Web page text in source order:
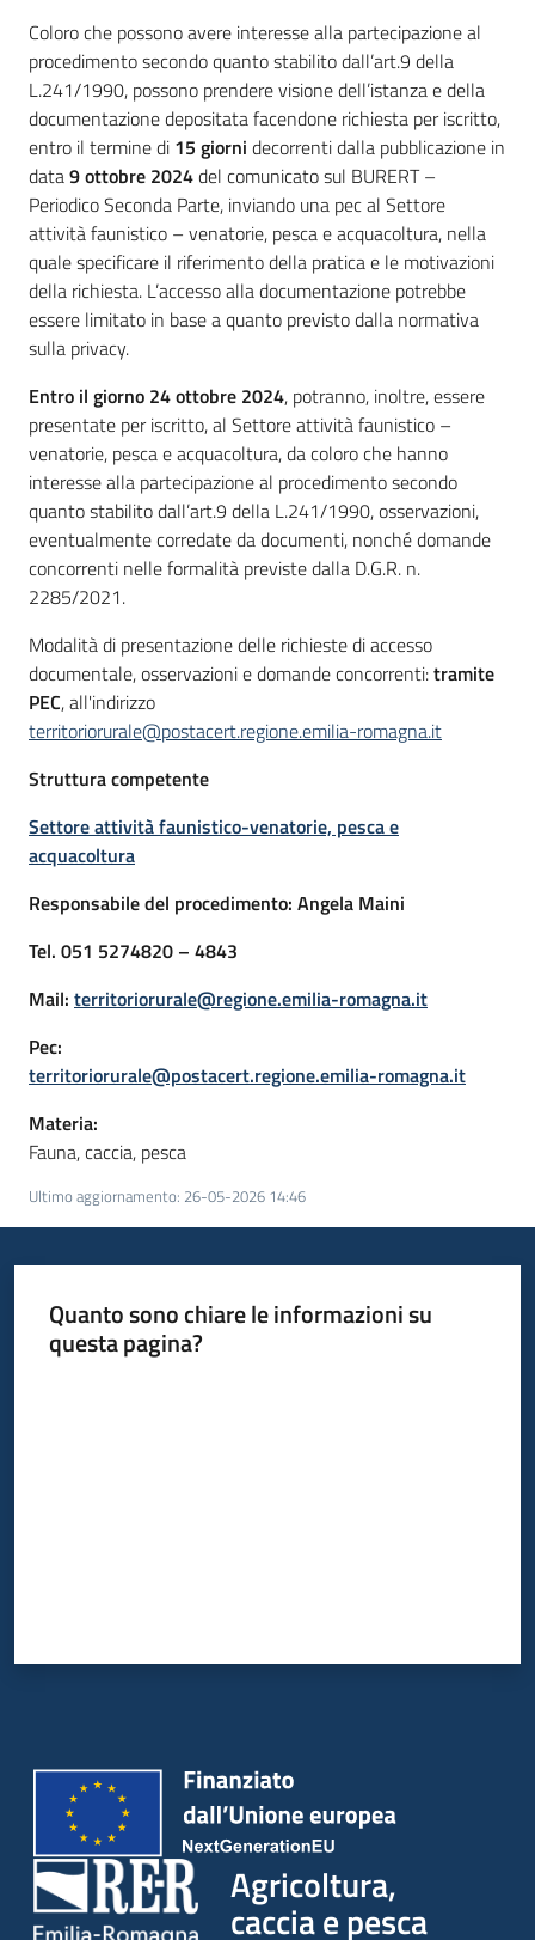
Coloro che possono avere interesse alla partecipazione al
procedimento secondo quanto stabilito dall’art.9 della
L.241/1990, possono prendere visione dell’istanza e della
documentazione depositata facendone richiesta per iscritto,
entro il termine di 15 giorni decorrenti dalla pubblicazione in
data9 ottobre 2024del comunicato sul BURERT –
Periodico Seconda Parte, inviando una pec al Settore
attività faunistico – venatorie, pesca e acquacoltura, nella
quale specificare il riferimento della pratica e le motivazioni
della richiesta. L’accesso alla documentazione potrebbe
essere limitato in base a quanto previsto dalla normativa
sulla privacy.
Entro il giorno 24 ottobre 2024, potranno, inoltre, essere
presentate per iscritto, al Settore attività faunistico –
venatorie, pesca e acquacoltura, da coloro che hanno
interesse alla partecipazione al procedimento secondo
quanto stabilito dall’art.9 della L.241/1990, osservazioni,
eventualmente corredate da documenti, nonché domande
concorrenti nelle formalità previste dalla D.G.R. n.
2285/2021.
Modalità di presentazione delle richieste di accesso
documentale, osservazioni e domande concorrenti:tramite
PEC, all'indirizzo
territoriorurale@postacert.regione.emilia-romagna.it
Struttura competente
Settore attività faunistico-venatorie, pesca e
acquacoltura
Responsabile del procedimento: Angela Maini
Tel. 051 5274820 – 4843
Mail: territoriorurale@regione.emilia-romagna.it
Pec:
territoriorurale@postacert.regione.emilia-romagna.it
Materia:
Fauna, caccia, pesca
Ultimo aggiornamento: 26-05-2026 14:46
Quanto sono chiare le informazioni su
questa pagina?
Agricoltura,
caccia e pesca